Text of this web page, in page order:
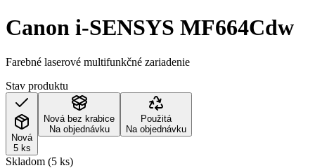
Canon i-SENSYS MF664Cdw
Farebné laserové multifunkčné zariadenie
Stav produktu
Nová
5 ks
Nová bez krabice
Na objednávku
Použitá
Na objednávku
Skladom (5 ks)